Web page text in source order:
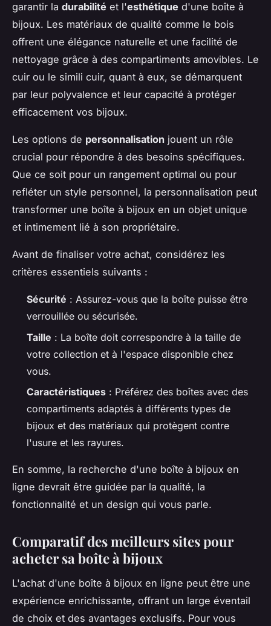
garantir la durabilité et l'esthétique d'une boîte à
bijoux. Les matériaux de qualité comme le bois
offrent une élégance naturelle et une facilité de
nettoyage grâce à des compartiments amovibles. Le
cuir ou le simili cuir, quant à eux, se démarquent
par leur polyvalence et leur capacité à protéger
efficacement vos bijoux.
Les options de personnalisation jouent un rôle
crucial pour répondre à des besoins spécifiques.
Que ce soit pour un rangement optimal ou pour
refléter un style personnel, la personnalisation peut
transformer une boîte à bijoux en un objet unique
et intimement lié à son propriétaire.
Avant de finaliser votre achat, considérez les
critères essentiels suivants :
Sécurité : Assurez-vous que la boîte puisse être
verrouillée ou sécurisée.
Taille : La boîte doit correspondre à la taille de
votre collection et à l'espace disponible chez
vous.
Caractéristiques : Préférez des boîtes avec des
compartiments adaptés à différents types de
bijoux et des matériaux qui protègent contre
l'usure et les rayures.
En somme, la recherche d'une boîte à bijoux en
ligne devrait être guidée par la qualité, la
fonctionnalité et un design qui vous parle.
Comparatif des meilleurs sites pour
acheter sa boîte à bijoux
L'achat d'une boîte à bijoux en ligne peut être une
expérience enrichissante, offrant un large éventail
de choix et des avantages exclusifs. Pour vous